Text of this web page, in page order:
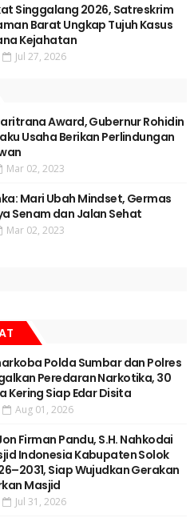
Singgalang 2026, Satreskrim
Barat Ungkap Tujuh Kasus
Kejahatan
Jul 27, 2026
Award, Gubernur Rohidin
Usaha Berikan Perlindungan
Mar 02, 2023
Mari Ubah Mindset, Germas
Senam dan Jalan Sehat
Mar 02, 2023
Polda Sumbar dan Polres
Peredaran Narkotika, 30
Kering Siap Edar Disita
Aug 01, 2026
Firman Pandu, S.H. Nahkodai
Indonesia Kabupaten Solok
Siap Wujudkan Gerakan
Masjid
Jul 31, 2026